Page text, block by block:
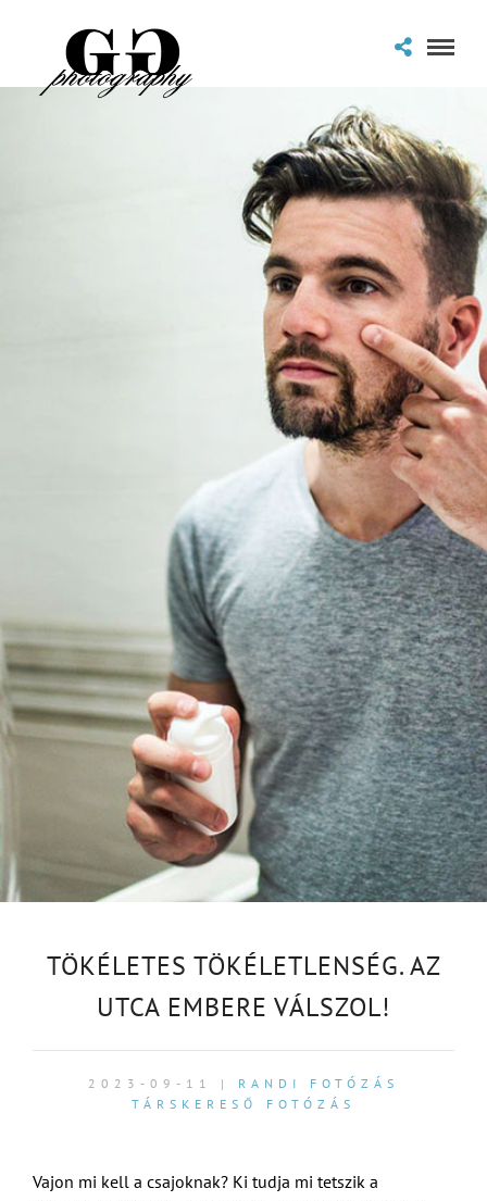
TÖKÉLETES TÖKÉLETLENSÉG. AZ
UTCA EMBERE VÁLSZOL!
2023-09-11 | RANDI FOTÓZÁS
TÁRSKERESŐ FOTÓZÁS
Vajon mi kell a csajoknak? Ki tudja mi tetszik a